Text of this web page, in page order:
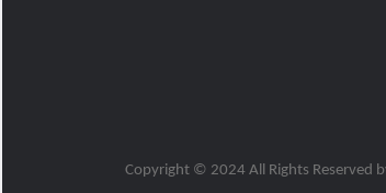
Copyright © 2024 All Rights Reserved